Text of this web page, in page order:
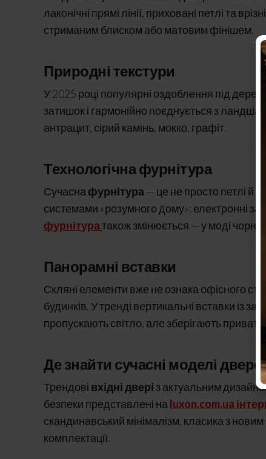
лаконічні прямі лінії, приховані петлі та
стриманим блиском або матовим фінішем.
Природні текстури
У 2025 році популярні оздоблення під
затишок і гармонійно поєднується з
антрацит, сірий камінь, мокко, графіт.
Технологічна фурнітура
Сучасна фурнітура— це не просто петлі й
системами «розумного дому»: електронні
фурнітуратакож змінюється — у моді
Панорамні вставки
Скляні елементи вже не ознака офісного
будинків. У тренді вертикальні вставки із
пропускають світло, але зберігають
Де знайти сучасні моделі
Трендові вхідні двері з актуальним
безпеки представлені на luxon.com.ua
скандинавський мінімалізм, класика з
комплектації.